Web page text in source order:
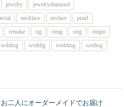
jewelry
jewelrydiamond
necklace neclace
pearl
remake rig rimg ring
ringm
wdding weddig wedding
weding
二人にオーダーメイドでお届け